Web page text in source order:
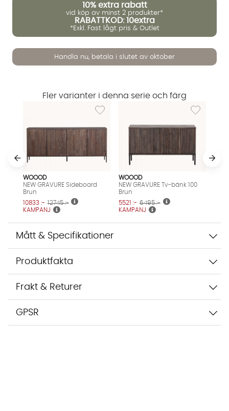
10% extra rabatt
vid köp av minst 2 produkter*
RABATTKOD: 10extra
*Exkl. Fast lågt pris & Outlet
Handla nu, betala i slutet av oktober
Fler varianter i denna serie och färg
Lägg till i önskelista: NEW GRAVURE
WOOOD
NEW GRAVURE Sideboard
Brun
KAMPANJ
10833 :- 12745 :-
Lägg till i
WOOOD
NEW GRAVURE Tv-bänk 100
Brun
KAMPANJ
5521 :- 6495 :-
Mått & Specifikationer
Produktfakta
Frakt & Returer
GPSR
sparas i upp till 24 timmar för att kunna hjälpa dig. Vi delar
integritetspolicy.
Starta chatten